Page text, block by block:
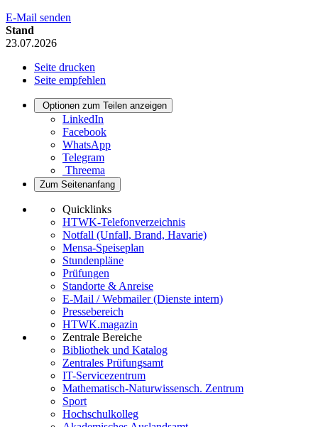
E-Mail senden
Stand
23.07.2026
Seite drucken
Seite empfehlen
Optionen zum Teilen anzeigen
LinkedIn
Facebook
WhatsApp
Telegram
Threema
Zum Seitenanfang
Quicklinks
HTWK-Telefonverzeichnis
Notfall (Unfall, Brand, Havarie)
Mensa-Speiseplan
Stundenpläne
Prüfungen
Standorte & Anreise
E-Mail / Webmailer (Dienste intern)
Pressebereich
HTWK.magazin
Zentrale Bereiche
Bibliothek und Katalog
Zentrales Prüfungsamt
IT-Servicezentrum
Mathematisch-Naturwissensch. Zentrum
Sport
Hochschulkolleg